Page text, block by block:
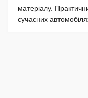
матеріалу.
сучасних